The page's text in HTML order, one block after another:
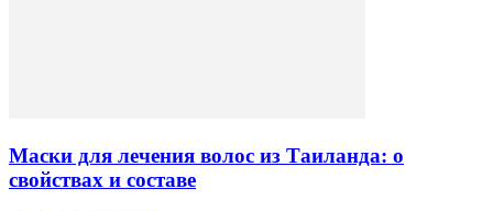
Маски для лечения волос из Таиланда: о
свойствах и составе